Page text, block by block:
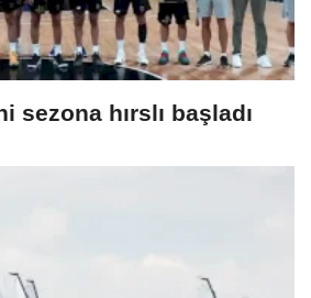
sezona hırslı başladı